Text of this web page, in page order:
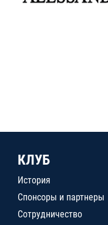
КЛУБ
История
Спонсоры и партнеры
Сотрудничество